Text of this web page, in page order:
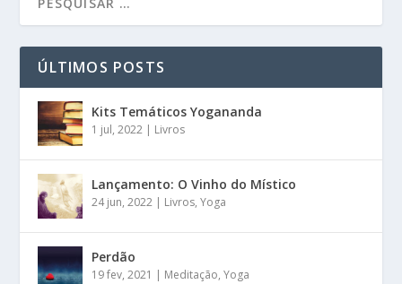
ÚLTIMOS POSTS
Kits Temáticos Yogananda
1 jul, 2022 | Livros
Lançamento: O Vinho do Místico
24 jun, 2022 | Livros,Yoga
Perdão
19 fev, 2021 | Meditação,Yoga